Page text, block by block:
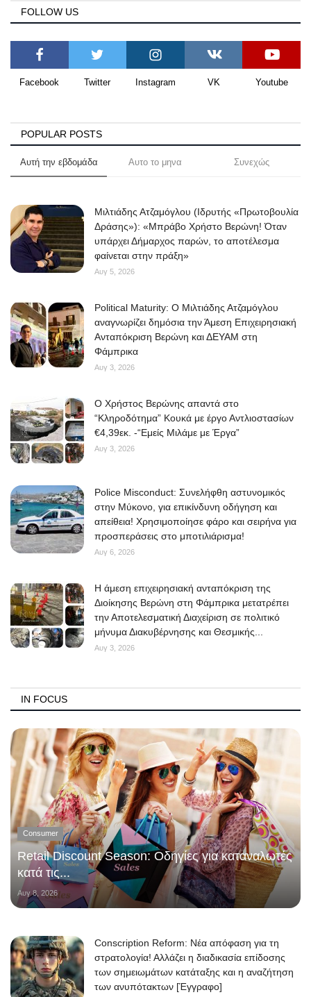
FOLLOW US
Facebook Twitter Instagram VK Youtube
POPULAR POSTS
Αυτή την εβδομάδα Αυτο το μηνα Συνεχώς
Μιλτιάδης Ατζαμόγλου (Ιδρυτής «Πρωτοβουλία
Δράσης»): «Μπράβο Χρήστο Βερώνη! Όταν
υπάρχει Δήμαρχος παρών, το αποτέλεσμα
φαίνεται στην πράξη»
Αυγ 5, 2026
Political Maturity: Ο Μιλτιάδης Ατζαμόγλου
αναγνωρίζει δημόσια την Άμεση Επιχειρησιακή
Ανταπόκριση Βερώνη και ΔΕΥΑΜ στη
Φάμπρικα
Αυγ 3, 2026
O Χρήστος Βερώνης απαντά στο
“Κληροδότημα” Κουκά με έργο Αντλιοστασίων
€4,39εκ. -“Εμείς Μιλάμε με Έργα”
Αυγ 3, 2026
Police Misconduct: Συνελήφθη αστυνομικός
στην Μύκονο, για επικίνδυνη οδήγηση και
απείθεια! Χρησιμοποίησε φάρο και σειρήνα για
προσπεράσεις στο μποτιλιάρισμα!
Αυγ 6, 2026
Η άμεση επιχειρησιακή ανταπόκριση της
Διοίκησης Βερώνη στη Φάμπρικα μετατρέπει
την Αποτελεσματική Διαχείριση σε πολιτικό
μήνυμα Διακυβέρνησης και Θεσμικής...
Αυγ 3, 2026
IN FOCUS
Consumer
Retail Discount Season: Οδηγίες για καταναλωτές
κατά τις...
Αυγ 8, 2026
Conscription Reform: Νέα απόφαση για τη
στρατολογία! Αλλάζει η διαδικασία επίδοσης
των σημειωμάτων κατάταξης και η αναζήτηση
των ανυπότακτων [Έγγραφο]